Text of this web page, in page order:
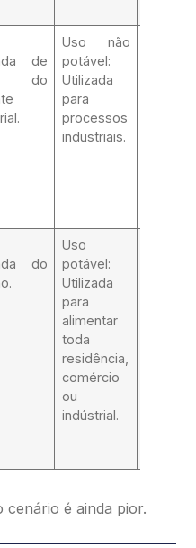
de
do
Uso não
potável:
Utilizada
para
processos
industriais.
do
Uso
potável:
Utilizada
para
alimentar
toda
residência,
comércio
ou
indústrial.
cenário é ainda pior.